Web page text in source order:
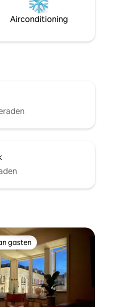
Extra
kunnen tegen een
geboekt. Beddengoed
Airconditioning
gasten
gasten